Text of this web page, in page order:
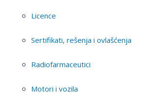
Licence
Sertifikati, rešenja i ovlašćenja
Radiofarmaceutici
Motori i vozila